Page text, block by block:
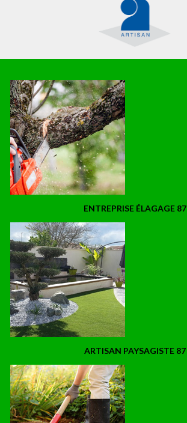
ENTREPRISE ÉLAGAGE 87
ARTISAN PAYSAGISTE 87